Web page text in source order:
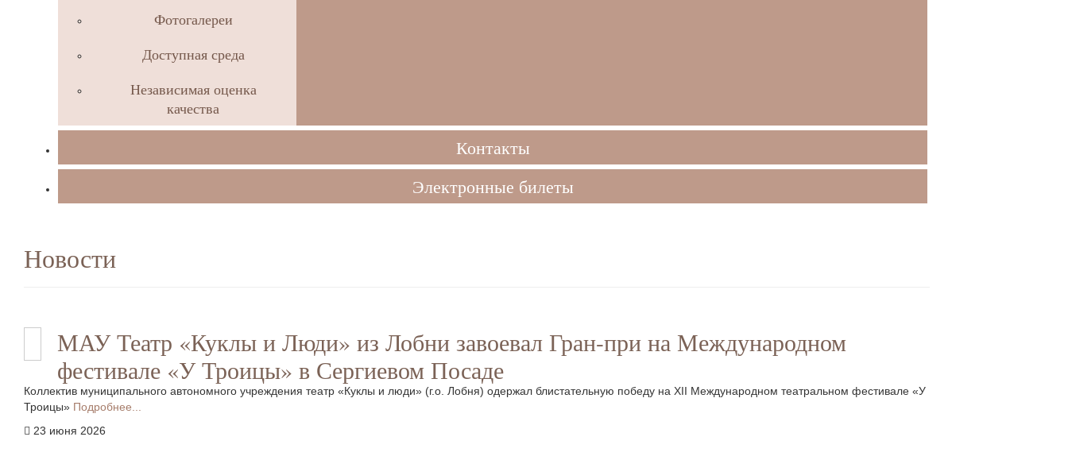
Фотогалереи
Доступная среда
Независимая оценка
качества
Контакты
Электронные билеты
Новости
МАУ Театр «Куклы и Люди» из Лобни завоевал Гран-при на Международном
фестивале «У Троицы» в Сергиевом Посаде
Коллектив муниципального автономного учреждения театр «Куклы и люди» (г.о. Лобня) одержал блистательную победу на XII Международном театральном фестивале «У
Троицы» Подробнее...
23 июня 2026